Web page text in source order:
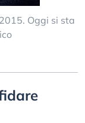
Oggi si sta